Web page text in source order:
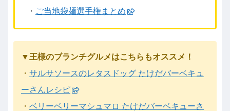
・ ご当地袋麺選手権まとめ
▼王様のブランチグルメはこちらもオススメ！
・ サルサソースのレタスドッグ たけだバーベキュ
ーさんレシピ
・ ベリーベリーマシュマロ たけだバーベキューさ